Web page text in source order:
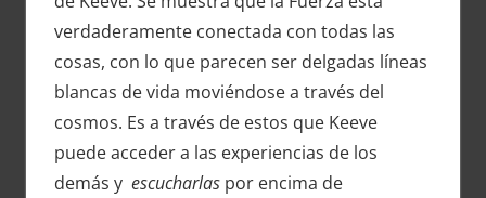
verdaderamente conectada con todas las
cosas, con lo que parecen ser delgadas líneas
blancas de vida moviéndose a través del
cosmos. Es a través de estos que Keeve
puede acceder a las experiencias de los
demás y escucharlaspor encima de